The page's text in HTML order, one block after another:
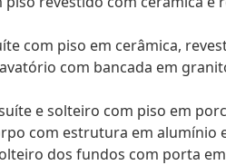
com piso em cerâmica,
com bancada em
e solteiro com piso em
com estrutura em alumínio
dos fundos com porta